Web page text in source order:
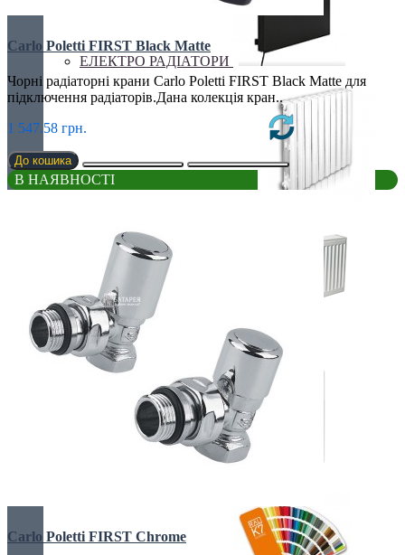
ЕЛЕКТРО РАДІАТОРИ
СТАЛЕВІ РАДІАТОРИ
ТРУБЧАТІ РАДІАТОРИ
Carlo Poletti FIRST Black Matte
Чорні радіаторні крани Carlo Poletti FIRST Black Matte для
підключення радіаторів.Дана колекція кран..
1 547.58 грн.
До кошика
В НАЯВНОСТІ
Carlo Poletti FIRST Chrome